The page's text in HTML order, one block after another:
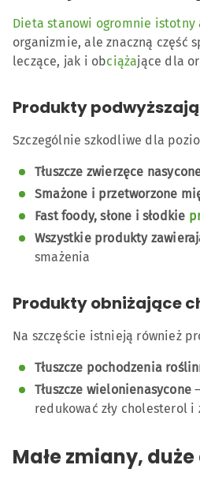
Dieta stanowi ogromnie
organizmie, ale znaczną część
leczące, jak i obciążające dla
Produkty
Szczególnie szkodliwe dla
Tłuszcze zwierzęce
Smażone i przetworzone
Fast foody, słone i słodkie
Wszystkie produkty
smażenia
Produkty obniżające
Na szczęście istnieją również
Tłuszcze pochodzenia
Tłuszcze wielonienasycone
redukować zły cholesterol
Małe zmiany,